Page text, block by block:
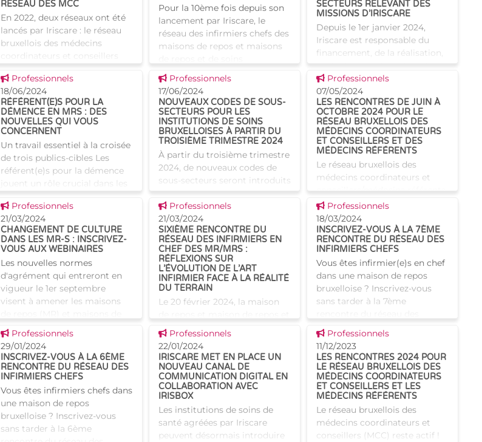
RÉSEAU DES MCC
En 2022, deux réseaux ont été
lancés par Iriscare : le réseau
bruxellois des médecins
coordinateurs et conseillers
en chef des maisons de repos
et maisons de
Pour la 10ème fois depuis son
lancement par Iriscare, le
réseau des infirmiers chefs des
maisons de repos et maisons
bruxelloises s’est réuni. Au
programme de la rencontre d
SECTEURS RELEVANT DES
MISSIONS D’IRISCARE
Depuis le 1er janvier 2024,
Iriscare est responsable du
financement, de la réalisation,
de l'exécution des calendriers
des investissements, ainsi que
du suivi des dossiers relatifs
aux infrastructu
Voir cette news
Professionnels
18/06/2024
RÉFÉRENT(E)S POUR LA
DÉMENCE EN MRS : DES
NOUVELLES QUI VOUS
CONCERNENT
Un travail essentiel à la croisée
de trois publics-cibles Les
référent(e)s pour la démence
jouent un rôle crucial dans les
(MRS), offrant un soutien
spécialisé
Voir cette news
Professionnels
17/06/2024
NOUVEAUX CODES DE SOUS-
SECTEURS POUR LES
INSTITUTIONS DE SOINS
BRUXELLOISES À PARTIR DU
TROISIÈME TRIMESTRE 2024
À partir du troisième trimestre
2024, de nouveaux codes de
sous-secteurs seront introduits
dans la déclaration ONSS
trimestrielle (DmfA) pour
certaines institutions de soins
établies à Bruxelles
Voir cette news
Professionnels
07/05/2024
LES RENCONTRES DE JUIN À
OCTOBRE 2024 POUR LE
RÉSEAU BRUXELLOIS DES
MÉDECINS COORDINATEURS
ET CONSEILLERS ET DES
MÉDECINS RÉFÉRENTS
Le réseau bruxellois des
médecins coordinateurs et
conseillers/médecins référents
est plus que jamais actif ! Deux
réunions ont eu lieu en janvier
et mars 2024, dont les thèmes
couvraient l
Voir cette news
Professionnels
21/03/2024
CHANGEMENT DE CULTURE
DANS LES MR-S : INSCRIVEZ-
VOUS AUX WEBINAIRES
Les nouvelles normes
d'agrément qui entreront en
vigueur le 1er septembre
visent à amener les maisons
repos et de soins (MRS) vers
un changement de culture
dans l'accuei
Voir cette news
Professionnels
21/03/2024
SIXIÈME RENCONTRE DU
RÉSEAU DES INFIRMIERS EN
CHEF DES MR/MRS :
RÉFLEXIONS SUR
L’ÉVOLUTION DE L’ART
INFIRMIER FACE À LA RÉALITÉ
DU TERRAIN
Le 20 février 2024, la maison
de soins (MR/MRS) La Cerisaie
à Schaerbeek a été le lieu
d'accueil de la 6ème rencontre
du réseau des infirmiers en
chef des MR/MRS.
Voir cette news
Professionnels
18/03/2024
INSCRIVEZ-VOUS À LA 7ÈME
RENCONTRE DU RÉSEAU DES
INFIRMIERS CHEFS
Vous êtes infirmier(e)s en chef
dans une maison de repos
bruxelloise ? Inscrivez-vous
sans tarder à la 7ème
infirmiers en chef des maisons
de repos (MR) et maisons de
Voir cette news
Professionnels
29/01/2024
INSCRIVEZ-VOUS À LA 6ÈME
RENCONTRE DU RÉSEAU DES
INFIRMIERS CHEFS
Vous êtes infirmiers chefs dans
une maison de repos
bruxelloise ? Inscrivez-vous
sans tarder à la 6ème
Voir cette news
Professionnels
22/01/2024
IRISCARE MET EN PLACE UN
NOUVEAU CANAL DE
COMMUNICATION DIGITAL EN
COLLABORATION AVEC
IRISBOX
Les institutions de soins de
santé agréées par Iriscare
peuvent désormais introduire
Voir cette news
Professionnels
11/12/2023
LES RENCONTRES 2024 POUR
LE RÉSEAU BRUXELLOIS DES
MÉDECINS COORDINATEURS
ET CONSEILLERS ET LES
MÉDECINS RÉFÉRENTS
Le réseau bruxellois des
médecins coordinateurs et
conseillers (MCC) reste actif !